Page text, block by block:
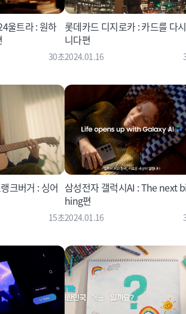
울트라 : 원하
30초
롯데카드 디지로카 : 카드를 다
니다편
2024.01.16
크버거 : 싱어
15초
삼성전자 갤럭시AI : The next
hing편
2024.01.16